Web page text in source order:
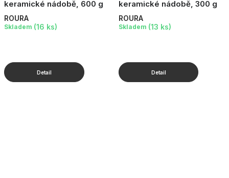
keramické nádobě, 600 g
ROURA
Skladem (16 ks)
keramické nádobě, 300 g
ROURA
Skladem (13 ks)